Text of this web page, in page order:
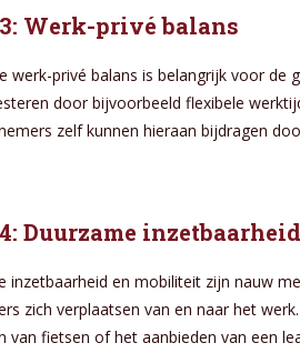
Werk-privé balans
werk-privé balans is belangrijk voor de
door bijvoorbeeld flexibele
zelf kunnen hieraan bijdragen
Duurzame
inzetbaarheid en mobiliteit zijn nauw
zich verplaatsen van en naar het
van fietsen of het aanbieden van een